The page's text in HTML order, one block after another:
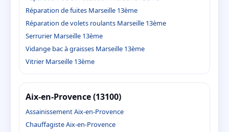
Réparation de fuites Marseille 13ème
Réparation de volets roulants Marseille 13ème
Serrurier Marseille 13ème
Vidange bac à graisses Marseille 13ème
Vitrier Marseille 13ème
Aix-en-Provence (13100)
Assainissement Aix-en-Provence
Chauffagiste Aix-en-Provence